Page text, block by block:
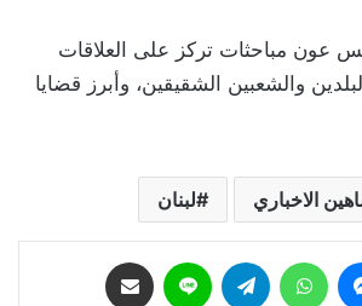
عون مباحثات تركز على العلاقات
والشعبين الشقيقين، وأبرز قضايا
الاخباري لبنان
ماسنجر واتساب تيلقرام لاين